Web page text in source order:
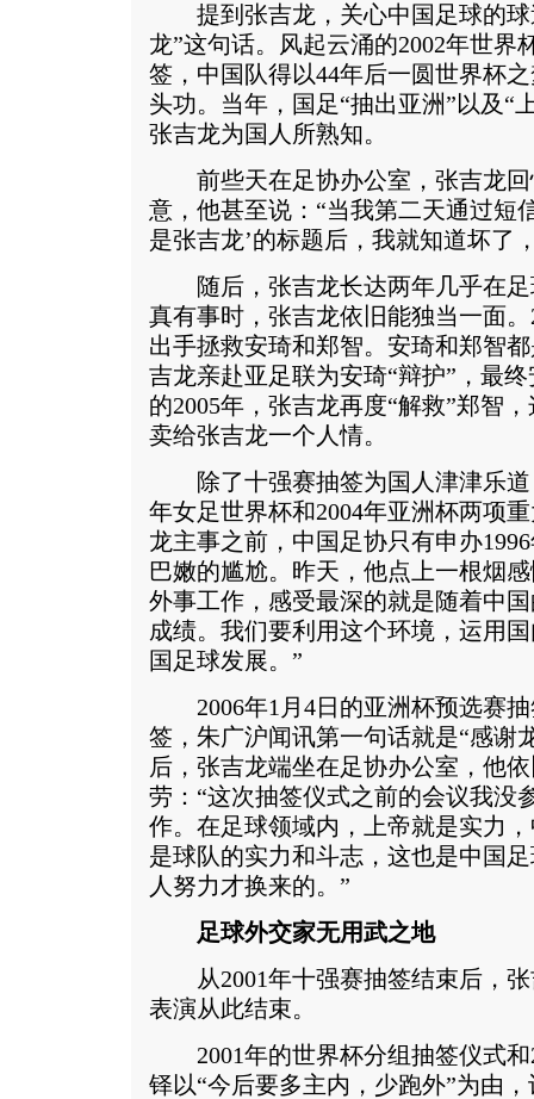
提到张吉龙，关心中国足球的球
龙”这句话。风起云涌的2002年世界
签，中国队得以44年后一圆世界杯
头功。当年，国足“抽出亚洲”以及“
张吉龙为国人所熟知。
前些天在足协办公室，张吉龙回
意，他甚至说：“当我第二天通过短
是张吉龙’的标题后，我就知道坏了
随后，张吉龙长达两年几乎在足
真有事时，张吉龙依旧能独当一面
出手拯救安琦和郑智。安琦和郑智
吉龙亲赴亚足联为安琦“辩护”，最
的2005年，张吉龙再度“解救”郑智
卖给张吉龙一个人情。
除了十强赛抽签为国人津津乐道
年女足世界杯和2004年亚洲杯两项
龙主事之前，中国足协只有申办
巴嫩的尴尬。昨天，他点上一根烟
外事工作，感受最深的就是随着中
成绩。我们要利用这个环境，运用
国足球发展。”
2006年1月4日的亚洲杯预选赛抽
签，朱广沪闻讯第一句话就是“感谢
后，张吉龙端坐在足协办公室，他
劳：“这次抽签仪式之前的会议我没
作。在足球领域内，上帝就是实力
是球队的实力和斗志，这也是中国
人努力才换来的。”
足球外交家无用武之地
从2001年十强赛抽签结束后，张
表演从此结束。
2001年的世界杯分组抽签仪式和
铎以“今后要多主内，少跑外”为由